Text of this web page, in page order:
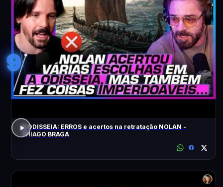
9
A ODISSEIA: ERROS e acertos na retratação NOLAN -
THIAGO BRAGA